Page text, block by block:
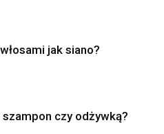
jak siano?
szampon czy odżywką?